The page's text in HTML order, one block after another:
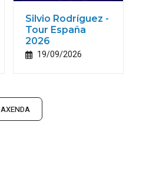
Silvio Rodríguez -
Tour España
2026
19/09/2026
AXENDA